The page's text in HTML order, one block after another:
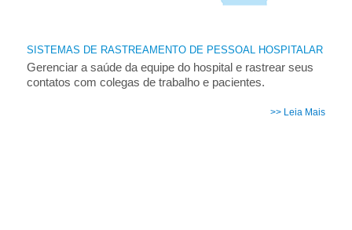
SISTEMAS DE RASTREAMENTO DE PESSOAL HOSPITALAR
Gerenciar a saúde da equipe do hospital e rastrear seus
contatos com colegas de trabalho e pacientes.
>> Leia Mais